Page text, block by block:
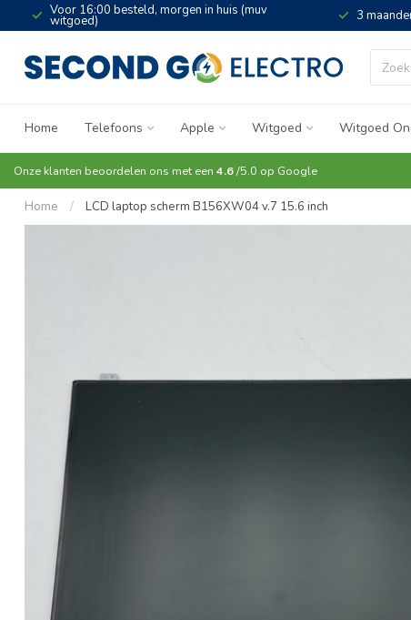
Voor 16:00 besteld, morgen in huis (muv
witgoed) 3
Home Telefoons Apple Witgoed Witgoed
Onze klanten beoordelen ons met een 4.6/5.0 op Google
Home / LCD laptop scherm B156XW04 v.7 15.6 inch